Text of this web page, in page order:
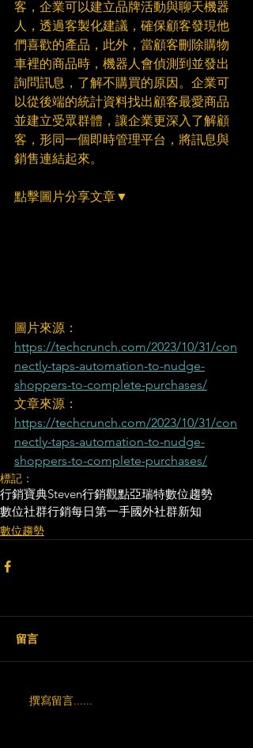
客，企業可以建立品牌活動與聊天機器
人，透過客製化建議，確保顧客發現他
們喜歡的產品，此外，當顧客刪除購物
車裡的商品時，機器人會偵測到並發出
詢問訊息，了解不購買的原因。企業可
以從後端的統計資料找出顧客最愛商品
並建立受眾群體，讓企業更深入了解顧
客，形同一個即時管理平台，將訊息與
銷售連結起來。
點擊圖片分享文章▼
圖片來源：
https://techcrunch.com/2023/10/31/con
nectly-taps-automation-to-nudge-
shoppers-to-complete-purchases/
文章來源：
https://techcrunch.com/2023/10/31/con
nectly-taps-automation-to-nudge-
shoppers-to-complete-purchases/
標記：
行銷寶典Steven行銷觀點亞瑞特數位趨勢
數位社群行銷每日第一手國外社群新知
數位趨勢
留言
撰寫留言......